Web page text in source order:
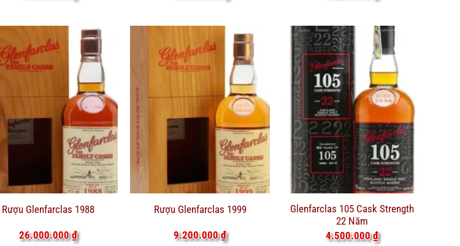
Rượu Glenfarclas 1988
26.000.000₫
Rượu Glenfarclas 1999
9.200.000₫
Glenfarclas 105 Cask Strength
22 Năm
4.500.000₫